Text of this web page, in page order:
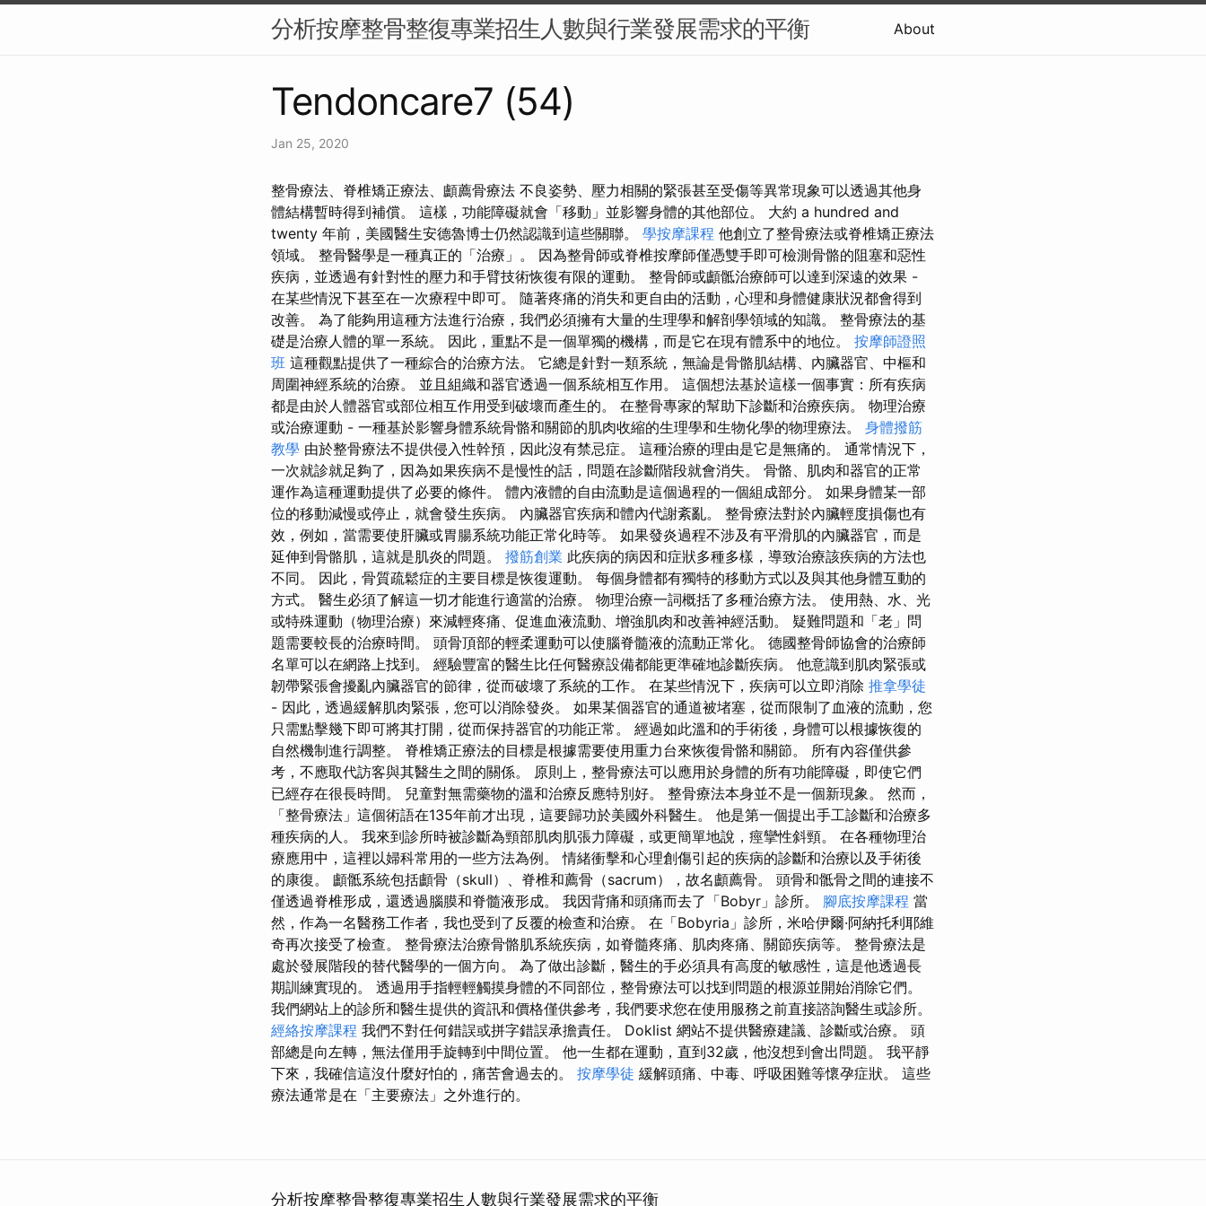
分析按摩整骨整復專業招生人數與行業發展需求的平衡 About
Tendoncare7 (54)
Jan 25, 2020
整骨療法、脊椎矯正療法、顱薦骨療法 不良姿勢、壓力相關的緊張甚至受傷等異常現象可以透過其他身
體結構暫時得到補償。 這樣，功能障礙就會「移動」並影響身體的其他部位。 大約 a hundred and
twenty 年前，美國醫生安德魯博士仍然認識到這些關聯。 學按摩課程 他創立了整骨療法或脊椎矯正療法
領域。 整骨醫學是一種真正的「治療」。 因為整骨師或脊椎按摩師僅憑雙手即可檢測骨骼的阻塞和惡性
疾病，並透過有針對性的壓力和手臂技術恢復有限的運動。 整骨師或顱骶治療師可以達到深遠的效果 -
在某些情況下甚至在一次療程中即可。 隨著疼痛的消失和更自由的活動，心理和身體健康狀況都會得到
改善。 為了能夠用這種方法進行治療，我們必須擁有大量的生理學和解剖學領域的知識。 整骨療法的基
礎是治療人體的單一系統。 因此，重點不是一個單獨的機構，而是它在現有體系中的地位。 按摩師證照
班 這種觀點提供了一種綜合的治療方法。 它總是針對一類系統，無論是骨骼肌結構、內臟器官、中樞和
周圍神經系統的治療。 並且組織和器官透過一個系統相互作用。 這個想法基於這樣一個事實：所有疾病
都是由於人體器官或部位相互作用受到破壞而產生的。 在整骨專家的幫助下診斷和治療疾病。 物理治療
或治療運動 - 一種基於影響身體系統骨骼和關節的肌肉收縮的生理學和生物化學的物理療法。 身體撥筋
教學 由於整骨療法不提供侵入性幹預，因此沒有禁忌症。 這種治療的理由是它是無痛的。 通常情況下，
一次就診就足夠了，因為如果疾病不是慢性的話，問題在診斷階段就會消失。 骨骼、肌肉和器官的正常
運作為這種運動提供了必要的條件。 體內液體的自由流動是這個過程的一個組成部分。 如果身體某一部
位的移動減慢或停止，就會發生疾病。 內臟器官疾病和體內代謝紊亂。 整骨療法對於內臟輕度損傷也有
效，例如，當需要使肝臟或胃腸系統功能正常化時等。 如果發炎過程不涉及有平滑肌的內臟器官，而是
延伸到骨骼肌，這就是肌炎的問題。 撥筋創業 此疾病的病因和症狀多種多樣，導致治療該疾病的方法也
不同。 因此，骨質疏鬆症的主要目標是恢復運動。 每個身體都有獨特的移動方式以及與其他身體互動的
方式。 醫生必須了解這一切才能進行適當的治療。 物理治療一詞概括了多種治療方法。 使用熱、水、光
或特殊運動（物理治療）來減輕疼痛、促進血液流動、增強肌肉和改善神經活動。 疑難問題和「老」問
題需要較長的治療時間。 頭骨頂部的輕柔運動可以使腦脊髓液的流動正常化。 德國整骨師協會的治療師
名單可以在網路上找到。 經驗豐富的醫生比任何醫療設備都能更準確地診斷疾病。 他意識到肌肉緊張或
韌帶緊張會擾亂內臟器官的節律，從而破壞了系統的工作。 在某些情況下，疾病可以立即消除 推拿學徒
- 因此，透過緩解肌肉緊張，您可以消除發炎。 如果某個器官的通道被堵塞，從而限制了血液的流動，您
只需點擊幾下即可將其打開，從而保持器官的功能正常。 經過如此溫和的手術後，身體可以根據恢復的
自然機制進行調整。 脊椎矯正療法的目標是根據需要使用重力台來恢復骨骼和關節。 所有內容僅供參
考，不應取代訪客與其醫生之間的關係。 原則上，整骨療法可以應用於身體的所有功能障礙，即使它們
已經存在很長時間。 兒童對無需藥物的溫和治療反應特別好。 整骨療法本身並不是一個新現象。 然而，
「整骨療法」這個術語在135年前才出現，這要歸功於美國外科醫生。 他是第一個提出手工診斷和治療多
種疾病的人。 我來到診所時被診斷為頸部肌肉肌張力障礙，或更簡單地說，痙攣性斜頸。 在各種物理治
療應用中，這裡以婦科常用的一些方法為例。 情緒衝擊和心理創傷引起的疾病的診斷和治療以及手術後
的康復。 顱骶系統包括顱骨（skull）、脊椎和薦骨（sacrum），故名顱薦骨。 頭骨和骶骨之間的連接不
僅透過脊椎形成，還透過腦膜和脊髓液形成。 我因背痛和頭痛而去了「Bobyr」診所。 腳底按摩課程 當
然，作為一名醫務工作者，我也受到了反覆的檢查和治療。 在「Bobyria」診所，米哈伊爾·阿納托利耶維
奇再次接受了檢查。 整骨療法治療骨骼肌系統疾病，如脊髓疼痛、肌肉疼痛、關節疾病等。 整骨療法是
處於發展階段的替代醫學的一個方向。 為了做出診斷，醫生的手必須具有高度的敏感性，這是他透過長
期訓練實現的。 透過用手指輕輕觸摸身體的不同部位，整骨療法可以找到問題的根源並開始消除它們。
我們網站上的診所和醫生提供的資訊和價格僅供參考，我們要求您在使用服務之前直接諮詢醫生或診所。
經絡按摩課程 我們不對任何錯誤或拼字錯誤承擔責任。 Doklist 網站不提供醫療建議、診斷或治療。 頭
部總是向左轉，無法僅用手旋轉到中間位置。 他一生都在運動，直到32歲，他沒想到會出問題。 我平靜
下來，我確信這沒什麼好怕的，痛苦會過去的。 按摩學徒 緩解頭痛、中毒、呼吸困難等懷孕症狀。 這些
療法通常是在「主要療法」之外進行的。
分析按摩整骨整復專業招生人數與行業發展需求的平衡